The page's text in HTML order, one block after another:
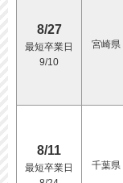
8/27
最短卒業日
9/10
宮崎県
8/11
最短卒業日
千葉県